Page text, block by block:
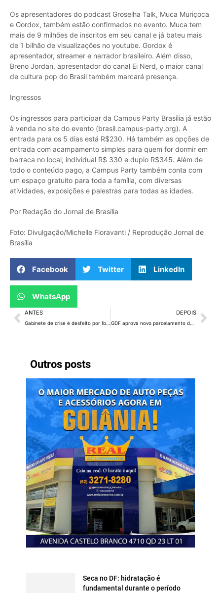
Outros posts
Seca no DF: hidratação é
fundamental durante o período
Os apresentadores do podcast Groselha Talk, Muca Muriçoca
e Gordox, também estão confirmados no evento. Muca tem
mais de 9 milhões de inscritos em seu canal e já bateu mais
de 1 bilhão de visualizações no youtube. Gordox é
apresentador, streamer e narrador brasileiro. Além disso,
Breno Jordan, apresentador do canal Ei Nerd, o maior canal
de cultura pop do Brasil também marcará presença.
Ingressos
Os ingressos para participar da Campus Party Brasília já estão
à venda no site do evento (brasil.campus-party.org). A
entrada para os 5 dias está R$230. Há também as opções de
entrada com acampamento simples para quem for dormir em
barraca no local, individual R$ 330 e duplo R$345. Além de
todo o conteúdo pago, a Campus Party também conta com
um espaço gratuito para toda a família, com diversas
atividades, exposições e palestras para todas as idades.
Por Redação do Jornal de Brasília
Foto: Divulgação/Michelle Fioravanti / Reprodução Jornal de
Brasília
Facebook Twitter LinkedIn
WhatsApp
ANTES DEPOIS
GDF aprova novo parcelamento de solo no Setor Habitacional Tororó